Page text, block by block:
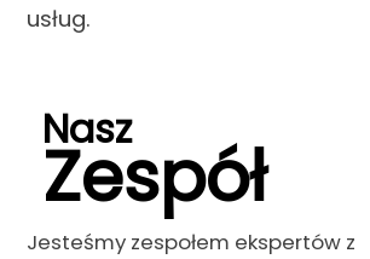
usług.
Nasz
Zespół
Jesteśmy zespołem ekspertów z